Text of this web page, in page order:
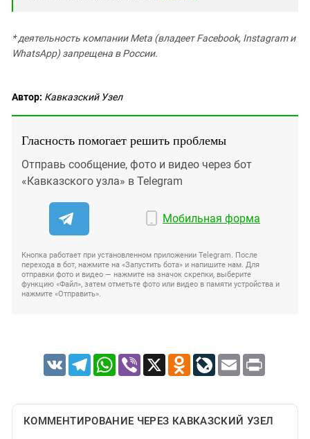
* деятельность компании Meta (владеет Facebook, Instagram и
WhatsApp) запрещена в России.
Автор: Кавказский Узел
Гласность помогает решить проблемы
Отправь сообщение, фото и видео через бот
«Кавказского узла» в Telegram
Мобильная форма
Кнопка работает при установленном приложении Telegram. После
перехода в бот, нажмите на «Запустить бота» и напишите нам. Для
отправки фото и видео — нажмите на значок скрепки, выберите
функцию «Файл», затем отметьте фото или видео в памяти устройства и
нажмите «Отправить».
VK TelegramWhatsApp
Viber X Odnoklassniki
LiveJournal
Email Print
КОММЕНТИРОВАНИЕ ЧЕРЕЗ КАВКАЗСКИЙ УЗЕЛ